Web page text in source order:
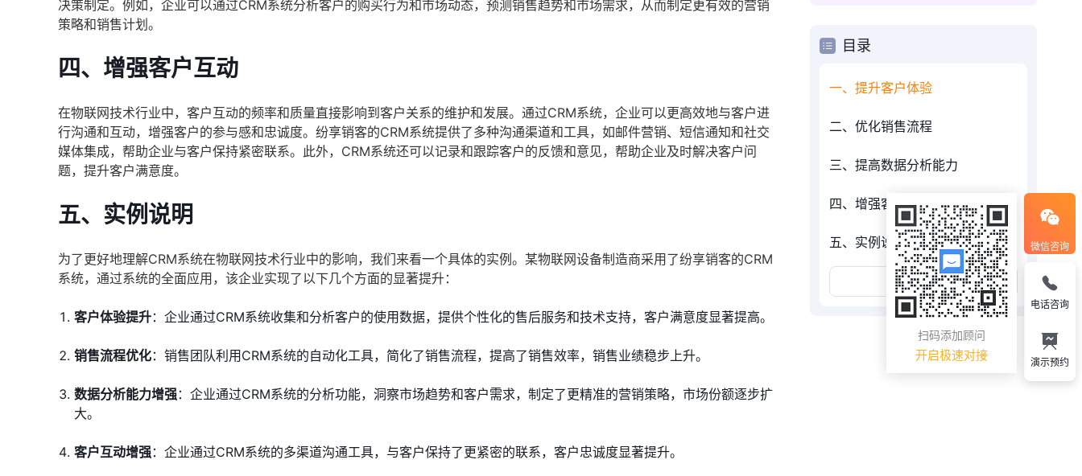
决策制定。例如，企业可以通过CRM系统分析客户的购买行为和市场动态，预测销售趋势和市场需求，从而制定更有效的营销
策略和销售计划。
四、增强客户互动
在物联网技术行业中，客户互动的频率和质量直接影响到客户关系的维护和发展。通过CRM系统，企业可以更高效地与客户进
行沟通和互动，增强客户的参与感和忠诚度。纷享销客的CRM系统提供了多种沟通渠道和工具，如邮件营销、短信通知和社交
媒体集成，帮助企业与客户保持紧密联系。此外，CRM系统还可以记录和跟踪客户的反馈和意见，帮助企业及时解决客户问
题，提升客户满意度。
五、实例说明
为了更好地理解CRM系统在物联网技术行业中的影响，我们来看一个具体的实例。某物联网设备制造商采用了纷享销客的CRM
系统，通过系统的全面应用，该企业实现了以下几个方面的显著提升：
客户体验提升：企业通过CRM系统收集和分析客户的使用数据，提供个性化的售后服务和技术支持，客户满意度显著提高。
销售流程优化：销售团队利用CRM系统的自动化工具，简化了销售流程，提高了销售效率，销售业绩稳步上升。
数据分析能力增强：企业通过CRM系统的分析功能，洞察市场趋势和客户需求，制定了更精准的营销策略，市场份额逐步扩
大。
客户互动增强：企业通过CRM系统的多渠道沟通工具，与客户保持了更紧密的联系，客户忠诚度显著提升。
目录
一、提升客户体验
二、优化销售流程
三、提高数据分析能力
四、增强客户互动
五、实例说明
展开更多
微信咨询
扫码添加顾问
开启极速对接
电话咨询
演示预约